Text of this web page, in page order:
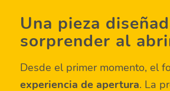
Una pieza
sorprender al
Desde el primer momento, el
experiencia de apertura. La